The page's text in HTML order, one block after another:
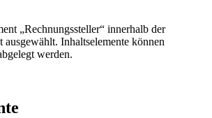
„Rechnungssteller“ innerhalb der
ausgewählt. Inhaltselemente können
werden.